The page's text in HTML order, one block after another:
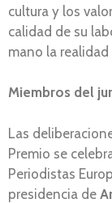
cultura y los
calidad de su
mano la
Miembros del
Las
Premio se
Periodistas
presidencia de